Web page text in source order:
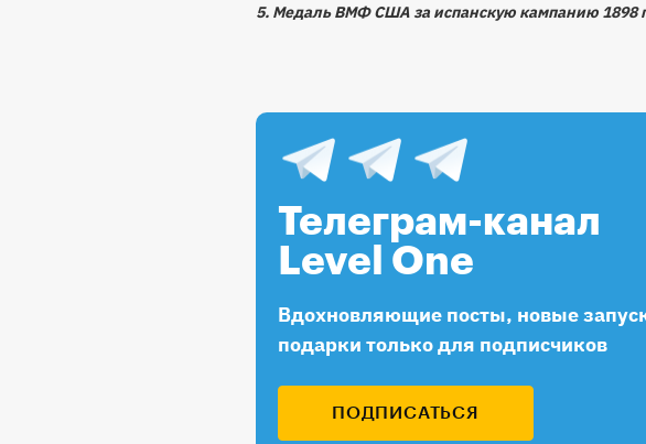
5. Медаль ВМФ США за испанскую кампанию 1898
Телеграм-канал
Level One
Вдохновляющие посты, новые
подарки только для подписчиков
ПОДПИСАТЬСЯ